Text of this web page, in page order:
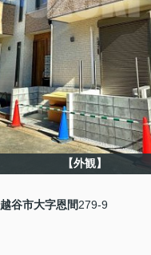
【外観】
越谷市大字恩間279-9